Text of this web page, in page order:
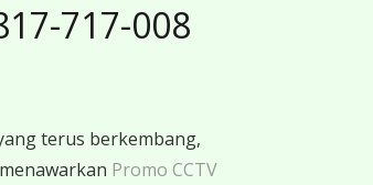
717-008
terus berkembang,
Promo CCTV